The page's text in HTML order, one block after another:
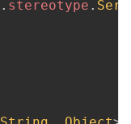
. stereotype .